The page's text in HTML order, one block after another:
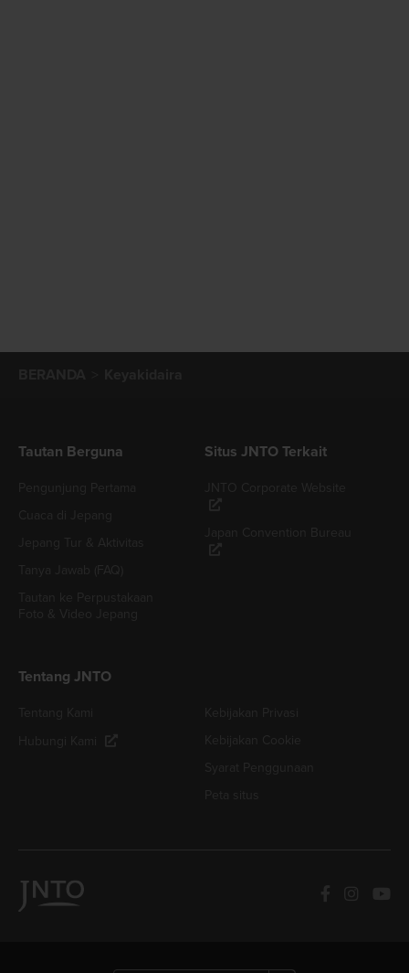
Tautan Berguna Situs JNTO Terkait
Tentang JNTO